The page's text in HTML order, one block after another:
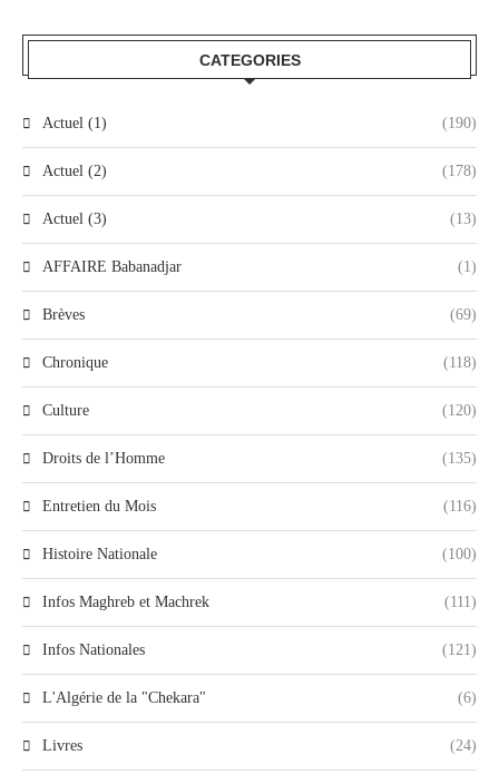
CATEGORIES
Actuel (1) (190)
Actuel (2) (178)
Actuel (3) (13)
AFFAIRE Babanadjar (1)
Brèves (69)
Chronique (118)
Culture (120)
Droits de l’Homme (135)
Entretien du Mois (116)
Histoire Nationale (100)
Infos Maghreb et Machrek (111)
Infos Nationales (121)
L'Algérie de la "Chekara" (6)
Livres (24)